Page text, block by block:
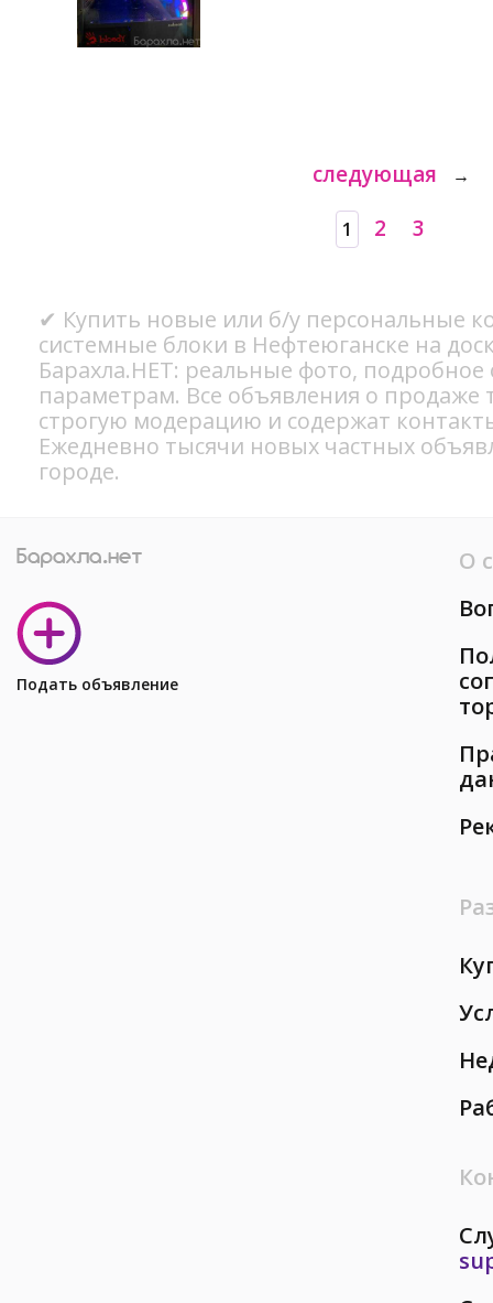
следующая →
1 2 3
✔ Купить новые или б/у персональные
системные блоки в Нефтеюганске на
Барахла.НЕТ: реальные фото,
параметрам. Все объявления о продаже
строгую модерацию и содержат
Ежедневно тысячи новых частных
городе.
Подать объявление
О